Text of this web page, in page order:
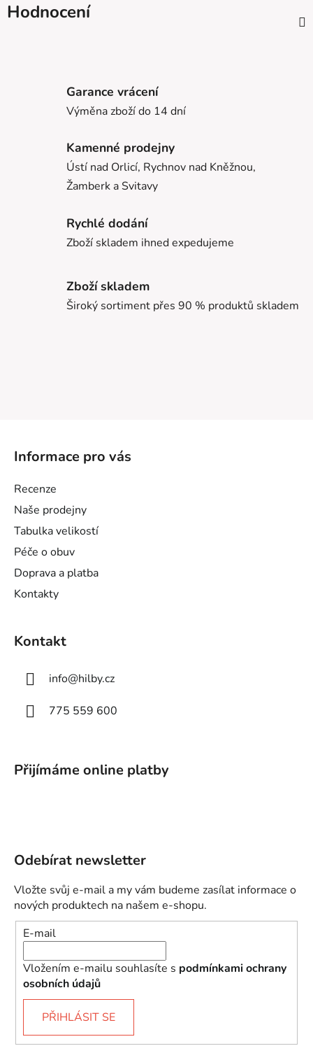
Hodnocení
Garance vrácení
Výměna zboží do 14 dní
Kamenné prodejny
Ústí nad Orlicí, Rychnov nad Kněžnou,
Žamberk a Svitavy
Rychlé dodání
Zboží skladem ihned expedujeme
Zboží skladem
Široký sortiment přes 90 % produktů skladem
Informace pro vás
Recenze
Naše prodejny
Tabulka velikostí
Péče o obuv
Doprava a platba
Kontakty
Kontakt
info@hilby.cz
775 559 600
Přijímáme online platby
Odebírat newsletter
Vložte svůj e-mail a my vám budeme zasílat informace o
nových produktech na našem e-shopu.
E-mail
Vložením e-mailu souhlasíte s podmínkami ochrany
osobních údajů
PŘIHLÁSIT SE